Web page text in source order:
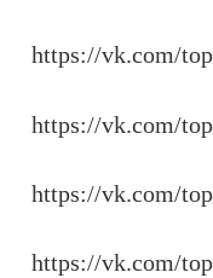
https://vk.com/
https://vk.com/
https://vk.com/
https://vk.com/